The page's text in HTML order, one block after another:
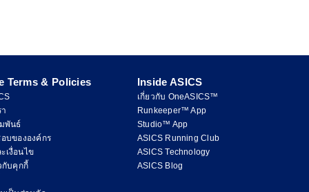
Terms & Policies
พันธ์
บขององค์กร
เงื่อนไข
กับคุกกี้
Inside ASICS
เกี่ยวกับ OneASICS™
Runkeeper™ App
Studio™ App
ASICS Running Club
ASICS Technology
ASICS Blog